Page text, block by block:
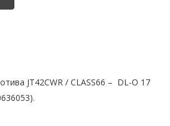
JT42CWR / CLASS66 – DL-O 17